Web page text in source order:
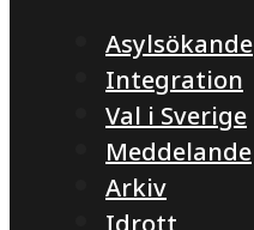
Asylsökande
Integration
Val i Sverige
Meddelande
Arkiv